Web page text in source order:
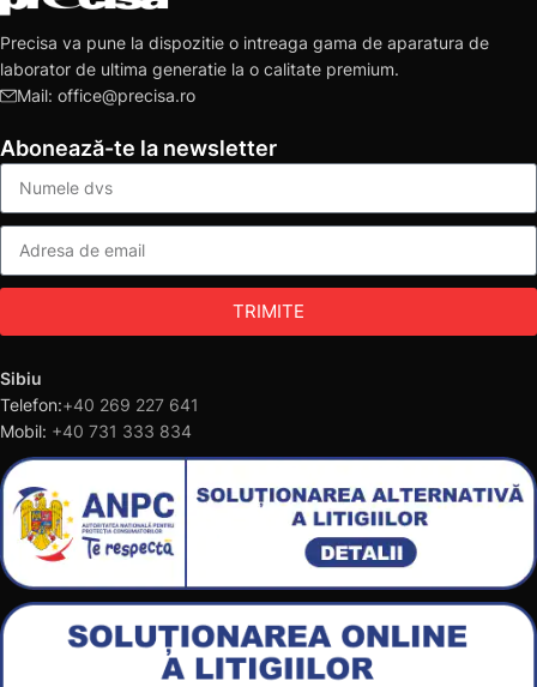
Precisa va pune la dispozitie o intreaga gama de aparatura de
laborator de ultima generatie la o calitate premium.
Mail: office@precisa.ro
Abonează-te la newsletter
TRIMITE
Sibiu
Telefon:+40 269 227 641
Mobil: +40 731 333 834